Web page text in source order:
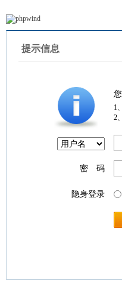
提示信息
1
2
密 码
隐身登录